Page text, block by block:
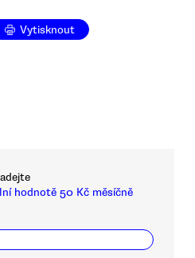
Vytisknout
hodnotě 50 Kč měsíčně